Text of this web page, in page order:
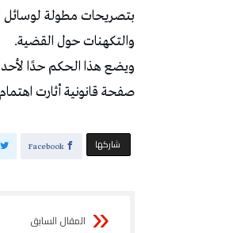
بتصريحات مطولة لوسائل
والتكهنات حول القضية.
ويضع هذا الحكم حدًا لأحد
صفحة قانونية أثارت
‫‫ شاركها‬ Facebook